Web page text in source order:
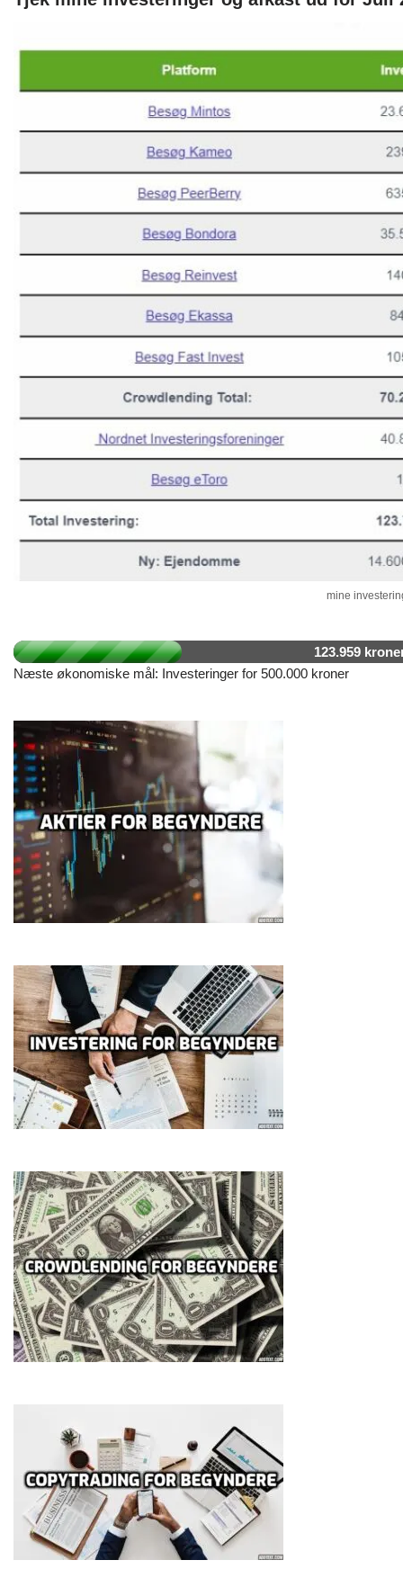
mine
123.959
Næste økonomiske mål: Investeringer for 500.000 kroner